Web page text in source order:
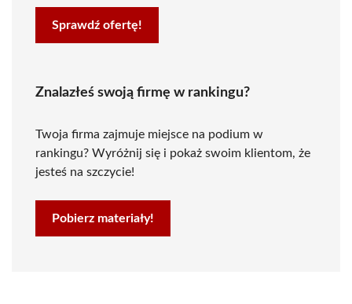
Sprawdź ofertę!
Znalazłeś swoją firmę w rankingu?
Twoja firma zajmuje miejsce na podium w
rankingu? Wyróżnij się i pokaż swoim klientom, że
jesteś na szczycie!
Pobierz materiały!